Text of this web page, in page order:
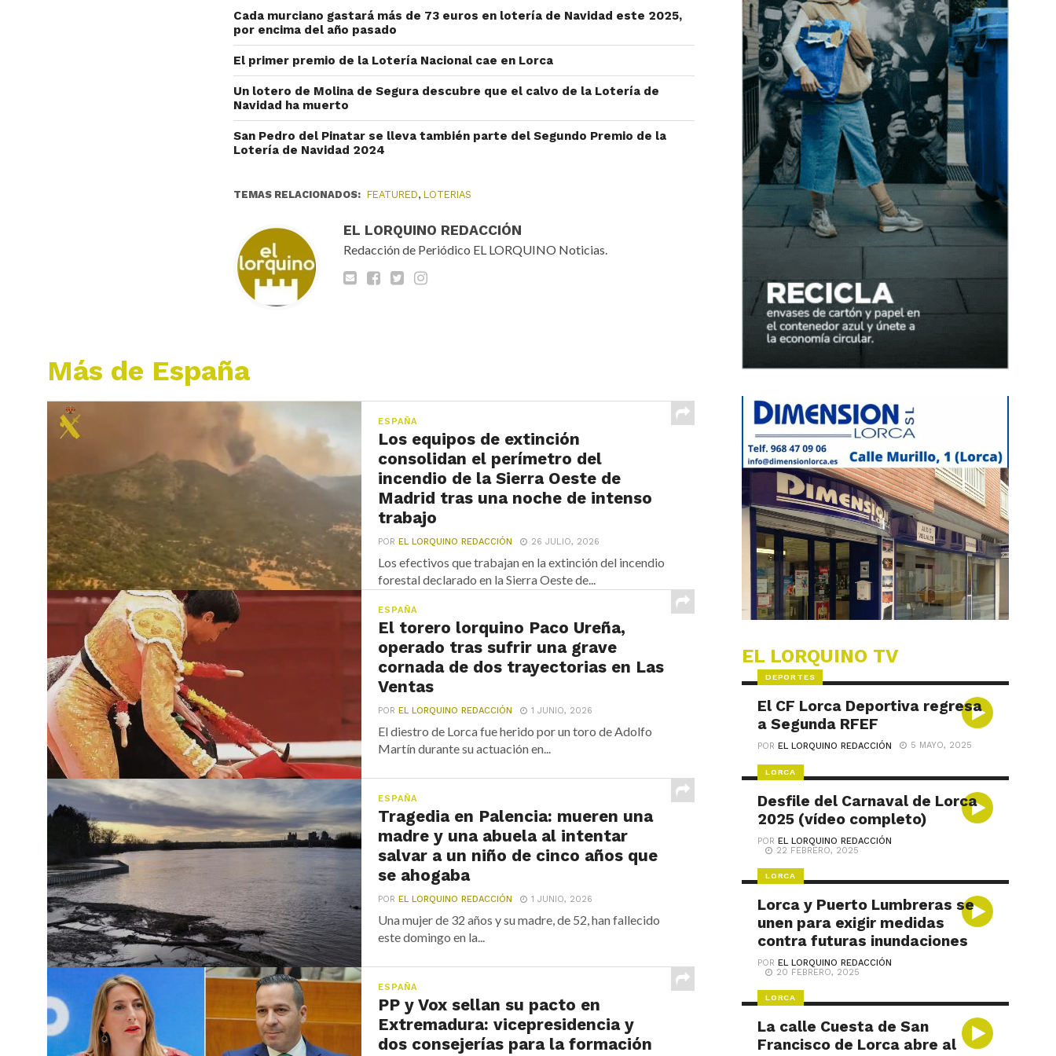
Cada murciano gastará más de 73 euros en lotería de Navidad este 2025,
por encima del año pasado
El primer premio de la Lotería Nacional cae en Lorca
Un lotero de Molina de Segura descubre que el calvo de la Lotería de
Navidad ha muerto
San Pedro del Pinatar se lleva también parte del Segundo Premio de la
Lotería de Navidad 2024
TEMAS RELACIONADOS: FEATURED,LOTERIAS
EL LORQUINO REDACCIÓN
Redacción de Periódico EL LORQUINO Noticias.
Más de España
ESPAÑA
Los equipos de extinción
consolidan el perímetro del
incendio de la Sierra Oeste de
Madrid tras una noche de intenso
trabajo
POREL LORQUINO REDACCIÓN 26 JULIO, 2026
Los efectivos que trabajan en la extinción del incendio
forestal declarado en la Sierra Oeste de...
ESPAÑA
El torero lorquino Paco Ureña,
operado tras sufrir una grave
cornada de dos trayectorias en Las
Ventas
POREL LORQUINO REDACCIÓN 1 JUNIO, 2026
El diestro de Lorca fue herido por un toro de Adolfo
Martín durante su actuación en...
ESPAÑA
Tragedia en Palencia: mueren una
madre y una abuela al intentar
salvar a un niño de cinco años que
se ahogaba
POREL LORQUINO REDACCIÓN 1 JUNIO, 2026
Una mujer de 32 años y su madre, de 52, han fallecido
este domingo en la...
ESPAÑA
PP y Vox sellan su pacto en
Extremadura: vicepresidencia y
dos consejerías para la formación
EL LORQUINO TV
DEPORTES
El CF Lorca Deportiva regresa
a Segunda RFEF
POREL LORQUINO REDACCIÓN 5 MAYO, 2025
LORCA
Desfile del Carnaval de Lorca
2025 (vídeo completo)
POREL LORQUINO REDACCIÓN
22 FEBRERO, 2025
LORCA
Lorca y Puerto Lumbreras se
unen para exigir medidas
contra futuras inundaciones
POREL LORQUINO REDACCIÓN
20 FEBRERO, 2025
LORCA
La calle Cuesta de San
Francisco de Lorca abre al